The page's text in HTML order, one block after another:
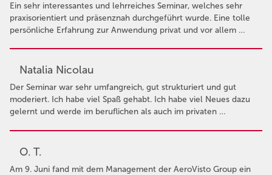
Ein sehr interessantes und lehrreiches Seminar, welches sehr
praxisorientiert und präsenznah durchgeführt wurde. Eine tolle
persönliche Erfahrung zur Anwendung privat und vor allem …
Natalia Nicolau
Der Seminar war sehr umfangreich, gut strukturiert und gut
moderiert. Ich habe viel Spaß gehabt. Ich habe viel Neues dazu
gelernt und werde im beruflichen als auch im privaten …
O. T.
Am 9. Juni fand mit dem Management der AeroVisto Group ein